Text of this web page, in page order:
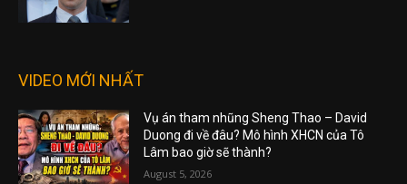
VIDEO MỚI NHẤT
Vụ án tham nhũng Sheng Thao – David
Duong đi về đâu? Mô hình XHCN của Tô
Lâm bao giờ sẽ thành?
August 5, 2026